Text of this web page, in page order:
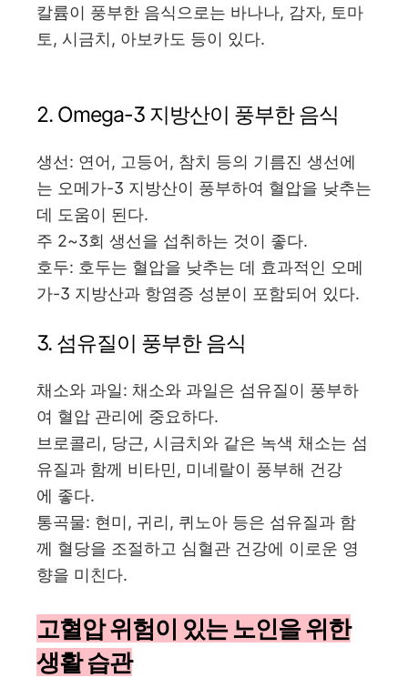
칼륨이 풍부한 음식으로는 바나나, 감자, 토마
토, 시금치, 아보카도 등이 있다.
2. Omega-3 지방산이 풍부한 음식
생선: 연어, 고등어, 참치 등의 기름진 생선에
는 오메가-3 지방산이 풍부하여 혈압을 낮추는
데 도움이 된다.
주 2~3회 생선을 섭취하는 것이 좋다.
호두: 호두는 혈압을 낮추는 데 효과적인 오메
가-3 지방산과 항염증 성분이 포함되어 있다.
3. 섬유질이 풍부한 음식
채소와 과일: 채소와 과일은 섬유질이 풍부하
여 혈압 관리에 중요하다.
브로콜리, 당근, 시금치와 같은 녹색 채소는 섬
유질과 함께 비타민, 미네랄이 풍부해 건강
에 좋다.
통곡물: 현미, 귀리, 퀴노아 등은 섬유질과 함
께 혈당을 조절하고 심혈관 건강에 이로운 영
향을 미친다.
고혈압 위험이 있는 노인을 위한
생활 습관